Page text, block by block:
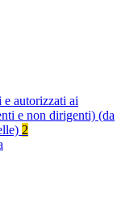
autorizzati ai
e non dirigenti) (da
2